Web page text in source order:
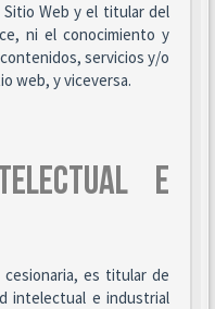
Web y el titular del
ni el conocimiento y
servicios y/o
web, y viceversa.
E
es titular de
intelectual e industrial